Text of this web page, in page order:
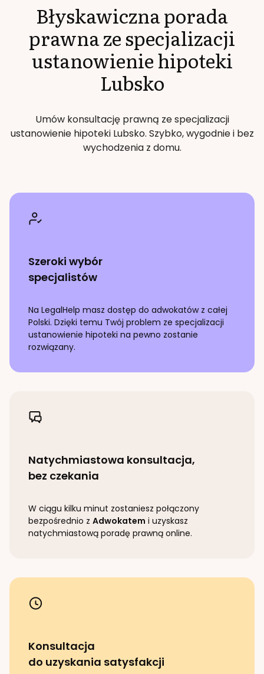
Błyskawiczna porada
prawna ze specjalizacji
ustanowienie hipoteki
Lubsko
Umów konsultację prawną ze specjalizacji
ustanowienie hipotekiLubsko. Szybko, wygodnie i bez
wychodzenia z domu.
Szeroki wybór
specjalistów
Na LegalHelp masz dostęp do adwokatów z całej
Polski. Dzięki temu Twój problem ze specjalizacji
ustanowienie hipoteki na pewno zostanie
rozwiązany.
Natychmiastowa konsultacja,
bez czekania
W ciągu kilku minut zostaniesz połączony
bezpośrednio z Adwokatem i uzyskasz
natychmiastową poradę prawną online.
Konsultacja
do uzyskania satysfakcji